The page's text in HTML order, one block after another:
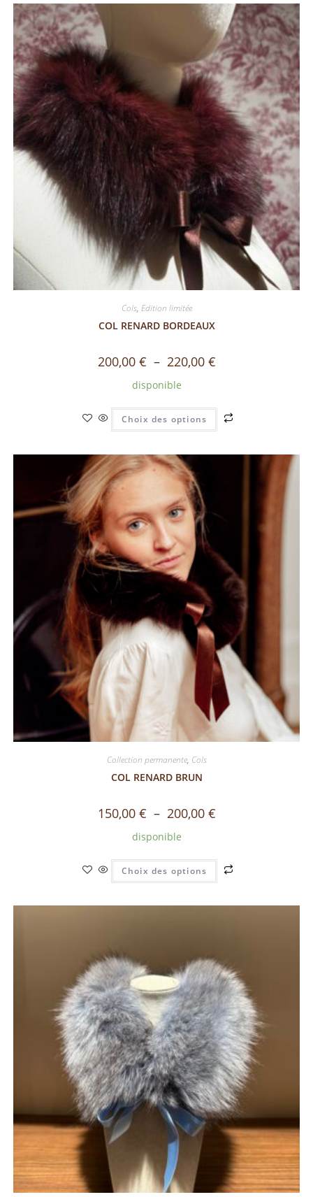
Cols, Edition limitée
COL RENARD BORDEAUX
200,00 € – 220,00 €
disponible
Choix des options
Collection permanente, Cols
COL RENARD BRUN
150,00 € – 200,00 €
disponible
Choix des options